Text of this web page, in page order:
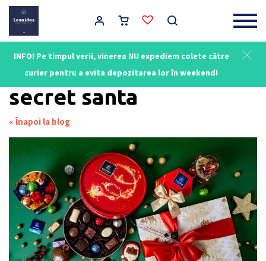
INFO! Pe timpul verii, vinerea NU expediem colete către
curier pentru a evita depozitarea lor în weekend!
Main Navigation
secret santa
« Înapoi la blog